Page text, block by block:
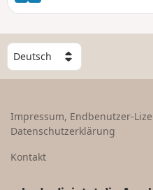
W
ä
h
e
n
Impressum, Endbenutzer-
Datenschutzerklärung
Kontakt